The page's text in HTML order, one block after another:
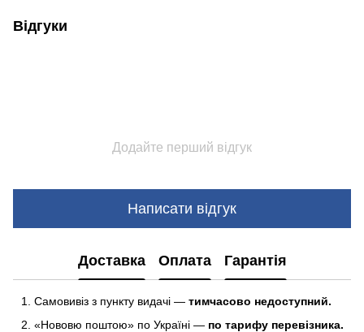
Відгуки
Додайте перший відгук
Написати відгук
Доставка Оплата Гарантія
Самовивіз з пункту видачі — тимчасово недоступний.
«Нововю поштою» по Україні — по тарифу перевізника.